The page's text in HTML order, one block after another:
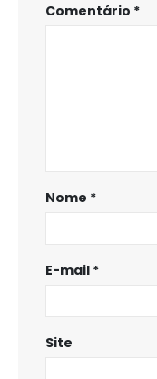
Comentário *
Nome *
E-mail *
Site